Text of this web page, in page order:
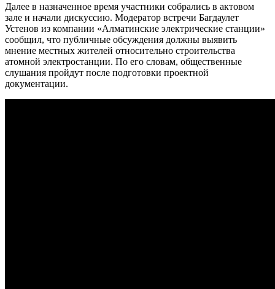
Далее в назначенное время участники собрались в актовом
зале и начали дискуссию. Модератор встречи Багдаулет
Устенов из компании «Алматинские электрические станции»
сообщил, что публичные обсуждения должны выявить
мнение местных жителей относительно строительства
атомной электростанции. По его словам, общественные
слушания пройдут после подготовки проектной
документации.